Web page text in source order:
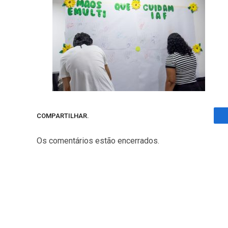
COMPARTILHAR.
Os comentários estão encerrados.